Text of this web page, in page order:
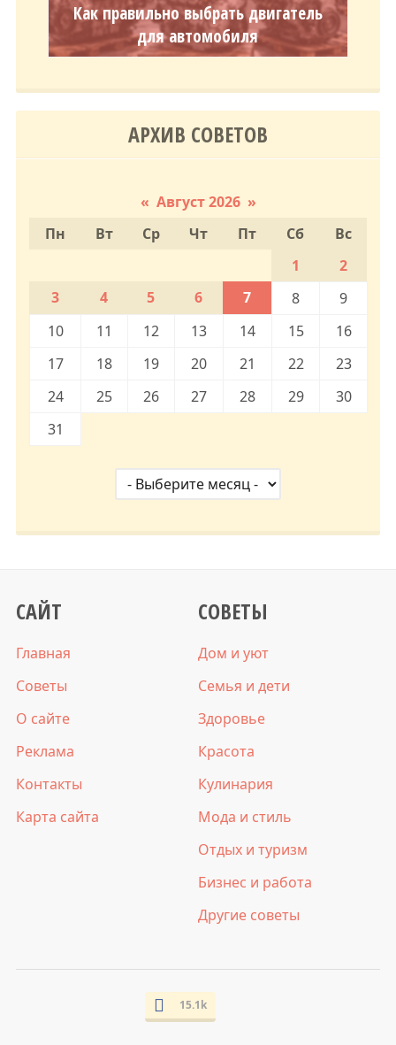
Как правильно выбрать двигатель
для автомобиля
АРХИВ СОВЕТОВ
« Август 2026 »
Пн
Вт Ср Чт Пт Сб
Вс
1
2
3
4 5 6 7 8
9
10
11 12 13 14 15
16
17
18 19 20 21 22
23
24
25 26 27 28 29
30
31
САЙТ
Главная
Советы
О сайте
Реклама
Контакты
Карта сайта
СОВЕТЫ
Дом и уют
Семья и дети
Здоровье
Красота
Кулинария
Мода и стиль
Отдых и туризм
Бизнес и работа
Другие советы
15.1k